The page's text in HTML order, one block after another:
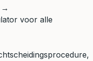
→
voor alle